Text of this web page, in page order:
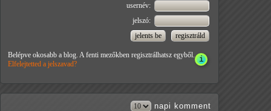
usernév:
jelszó:
Belépve okosabb a blog. A fenti mezőkben regisztrálhatsz egyből.
Elfelejtetted a jelszavad?
napi komment